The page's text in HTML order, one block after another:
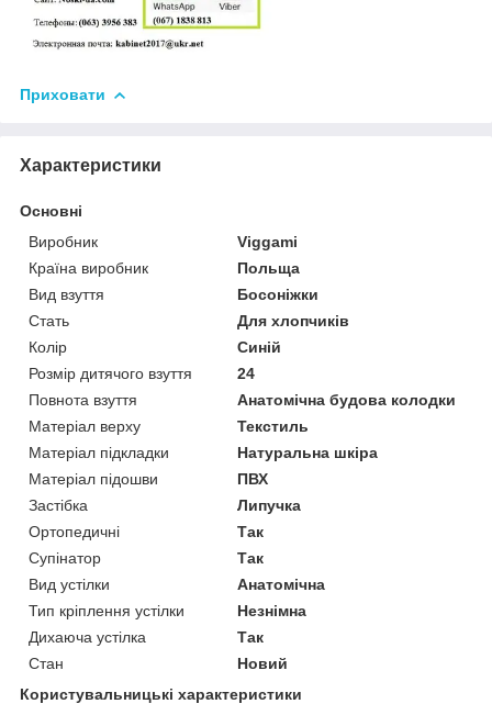
Приховати
Характеристики
Основні
Виробник
Viggami
Країна виробник
Польща
Вид взуття
Босоніжки
Стать
Для хлопчиків
Колір
Синій
Розмір дитячого взуття
24
Повнота взуття
Анатомічна будова колодки
Матеріал верху
Текстиль
Матеріал підкладки
Натуральна шкіра
Матеріал підошви
ПВХ
Застібка
Липучка
Ортопедичні
Так
Супінатор
Так
Вид устілки
Анатомічна
Тип кріплення устілки
Незнімна
Дихаюча устілка
Так
Стан
Новий
Користувальницькі характеристики